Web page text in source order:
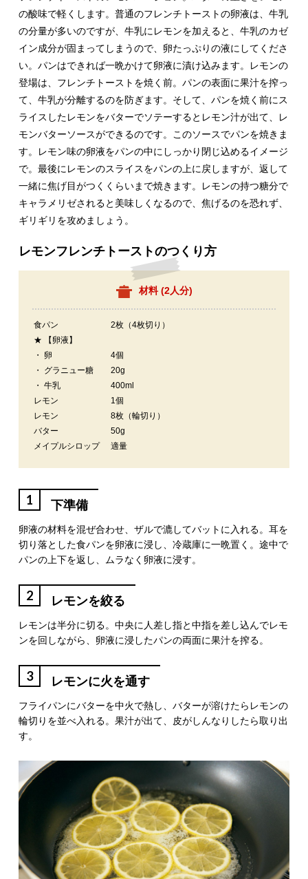
の酸味で軽くします。普通のフレンチトーストの卵液は、牛乳
の分量が多いのですが、牛乳にレモンを加えると、牛乳のカゼ
イン成分が固まってしまうので、卵たっぷりの液にしてくださ
い。パンはできれば一晩かけて卵液に漬け込みます。レモンの
登場は、フレンチトーストを焼く前。パンの表面に果汁を搾っ
て、牛乳が分離するのを防ぎます。そして、パンを焼く前にス
ライスしたレモンをバターでソテーするとレモン汁が出て、レ
モンバターソースができるのです。このソースでパンを焼きま
す。レモン味の卵液をパンの中にしっかり閉じ込めるイメージ
で。最後にレモンのスライスをパンの上に戻しますが、返して
一緒に焦げ目がつくくらいまで焼きます。レモンの持つ糖分で
キャラメリゼされると美味しくなるので、焦げるのを恐れず、
ギリギリを攻めましょう。
レモンフレンチトーストのつくり方
材料 (2人分)
食パン
2枚（4枚切り）
★ 【卵液】
・ 卵
4個
・ グラニュー糖
20g
・ 牛乳
400ml
レモン
1個
レモン
8枚（輪切り）
バター
50g
メイプルシロップ
適量
1 下準備
卵液の材料を混ぜ合わせ、ザルで漉してバットに入れる。耳を
切り落とした食パンを卵液に浸し、冷蔵庫に一晩置く。途中で
パンの上下を返し、ムラなく卵液に浸す。
2 レモンを絞る
レモンは半分に切る。中央に人差し指と中指を差し込んでレモ
ンを回しながら、卵液に浸したパンの両面に果汁を搾る。
3 レモンに火を通す
フライパンにバターを中火で熱し、バターが溶けたらレモンの
輪切りを並べ入れる。果汁が出て、皮がしんなりしたら取り出
す。